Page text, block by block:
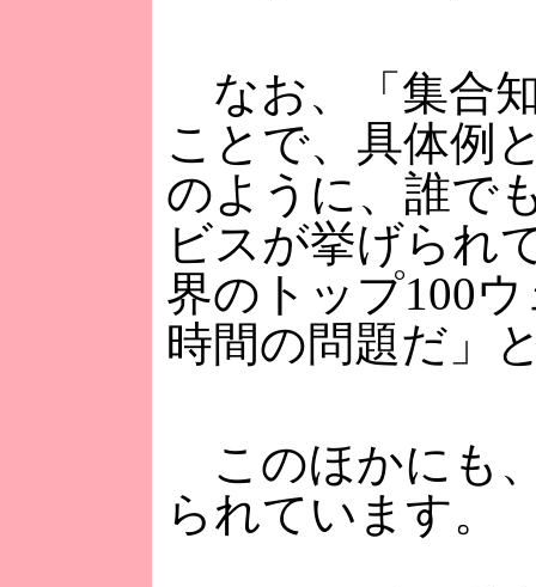
なお、「集合
ことで、具体例
のように、誰で
ビスが挙げられ
界のトップ100
時間の問題だ」
このほかにも
られています。